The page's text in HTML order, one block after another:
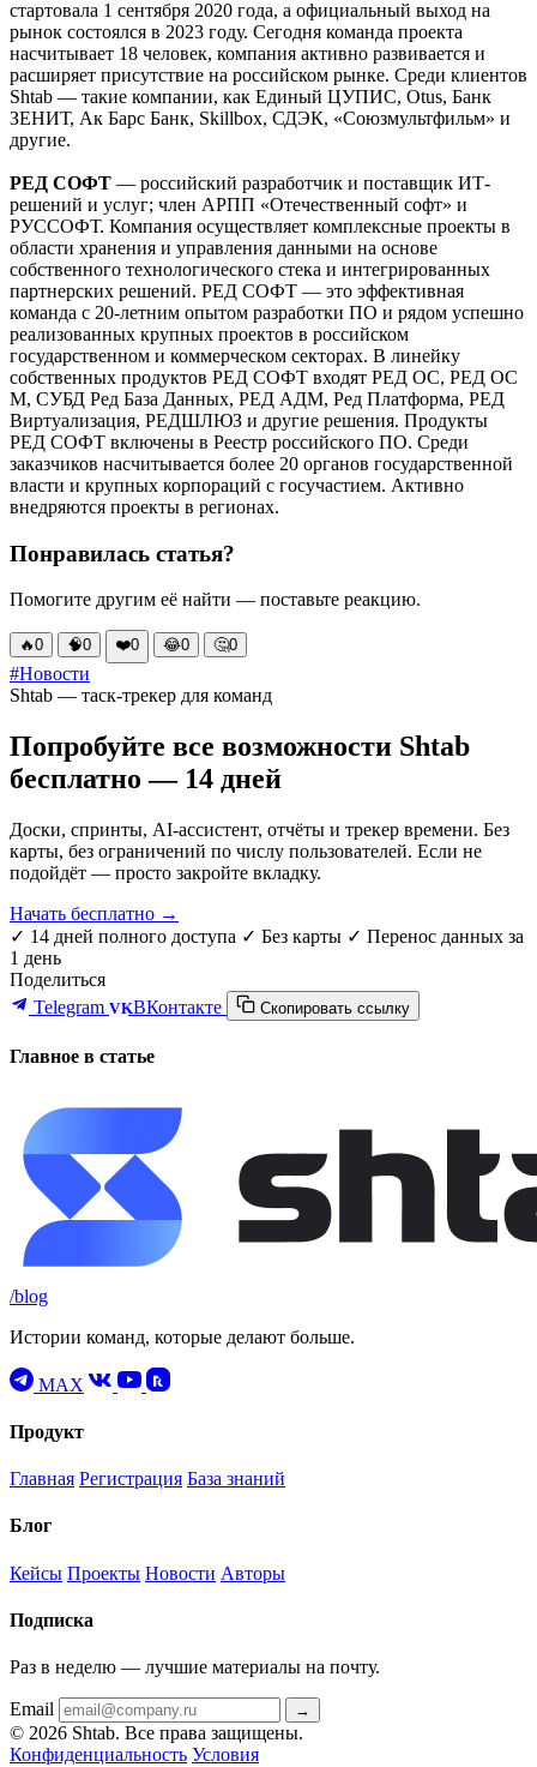
стартовала 1 сентября 2020 года, а официальный выход на
рынок состоялся в 2023 году. Сегодня команда проекта
насчитывает 18 человек, компания активно развивается и
расширяет присутствие на российском рынке. Среди клиентов
Shtab — такие компании, как Единый ЦУПИС, Otus, Банк
ЗЕНИТ, Ак Барс Банк, Skillbox, СДЭК, «Союзмультфильм» и
другие.
РЕД СОФТ — российский разработчик и поставщик ИТ-
решений и услуг; член АРПП «Отечественный софт» и
РУССОФТ. Компания осуществляет комплексные проекты в
области хранения и управления данными на основе
собственного технологического стека и интегрированных
партнерских решений. РЕД СОФТ — это эффективная
команда с 20-летним опытом разработки ПО и рядом успешно
реализованных крупных проектов в российском
государственном и коммерческом секторах. В линейку
собственных продуктов РЕД СОФТ входят РЕД ОС, РЕД ОС
М, СУБД Ред База Данных, РЕД АДМ, Ред Платформа, РЕД
Виртуализация, РЕДШЛЮЗ и другие решения. Продукты
РЕД СОФТ включены в Реестр российского ПО. Среди
заказчиков насчитывается более 20 органов государственной
власти и крупных корпораций с госучастием. Активно
внедряются проекты в регионах.
Понравилась статья?
Помогите другим её найти — поставьте реакцию.
🔥0 🧠0 ❤️0 😂0 🤔0
#Новости
Shtab — таск-трекер для команд
Попробуйте все возможности Shtab
бесплатно — 14 дней
Доски, спринты, AI-ассистент, отчёты и трекер времени. Без
карты, без ограничений по числу пользователей. Если не
подойдёт — просто закройте вкладку.
Начать бесплатно →
✓ 14 дней полного доступа ✓ Без карты ✓ Перенос данных за
1 день
Поделиться
Telegram VKВКонтакте Скопировать ссылку
Главное в статье
/blog
Истории команд, которые делают больше.
MAX
Продукт
Главная Регистрация База знаний
Блог
Кейсы Проекты Новости Авторы
Подписка
Раз в неделю — лучшие материалы на почту.
Email →
© 2026 Shtab. Все права защищены.
Конфиденциальность Условия